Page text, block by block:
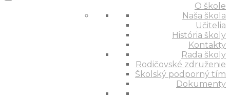
O škole
Naša škola
Učitelia
História školy
Kontakty
Rada školy
Rodičovské združenie
Školský podporný tím
Dokumenty